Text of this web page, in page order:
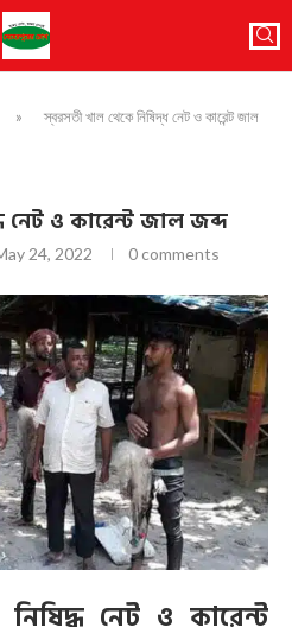
»
স্বরসতী খাল থেকে নিষিদ্ধ নেট ও কারেন্ট জাল
নেট ও কারেন্ট জাল জব্দ
24, 2022 0 comments
নেট ও কারেন্ট